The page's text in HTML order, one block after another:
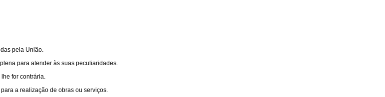
pela União.
para atender às suas peculiaridades.
for contrária.
a realização de obras ou serviços.